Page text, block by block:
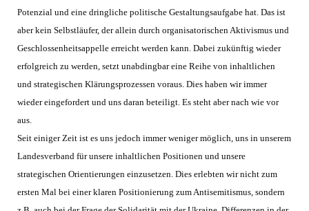
Potenzial und eine dringliche politische Gestaltungsaufgabe hat. Das ist
aber kein Selbstläufer, der allein durch organisatorischen Aktivismus und
Geschlossenheitsappelle erreicht werden kann. Dabei zukünftig wieder
erfolgreich zu werden, setzt unabdingbar eine Reihe von inhaltlichen
und strategischen Klärungsprozessen voraus. Dies haben wir immer
wieder eingefordert und uns daran beteiligt. Es steht aber nach wie vor
aus.
Seit einiger Zeit ist es uns jedoch immer weniger möglich, uns in unserem
Landesverband für unsere inhaltlichen Positionen und unsere
strategischen Orientierungen einzusetzen. Dies erlebten wir nicht zum
ersten Mal bei einer klaren Positionierung zum Antisemitismus, sondern